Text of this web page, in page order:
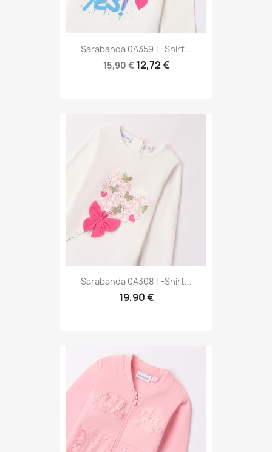
Sarabanda 0A359 T-Shirt...
15,90 € 12,72 €
Sarabanda 0A308 T-Shirt...
19,90 €